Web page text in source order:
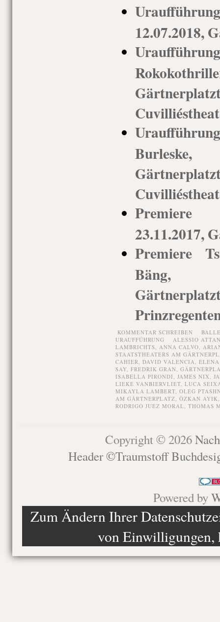
12.07.2018,
Premiere
23.11.2017,
Premiere
Bäng,
KOMMENTAR SCHREIBEN
URAUFFÜHRUNG
ALESSIO
LAMBRICHTS, ANNA CALVO,
STAATSTHEATERS AM
CAHIER, DAVID VALENCIA,
SAY, FREDRIK GRAN,
ISABELLA PIRONDI, JAMES NIX,
LIEKE VANBIERVLIET, LUCA
MIKAYLA LAMBERT, OLEG
AM GÄRTNERPLATZ, ÖZKAN AYIK
RODRIGO JUEZ MORAL, THOMAS
Copyright © 2026
Header ©Traumstoff
Powered by
Zum Ändern Ihrer
von